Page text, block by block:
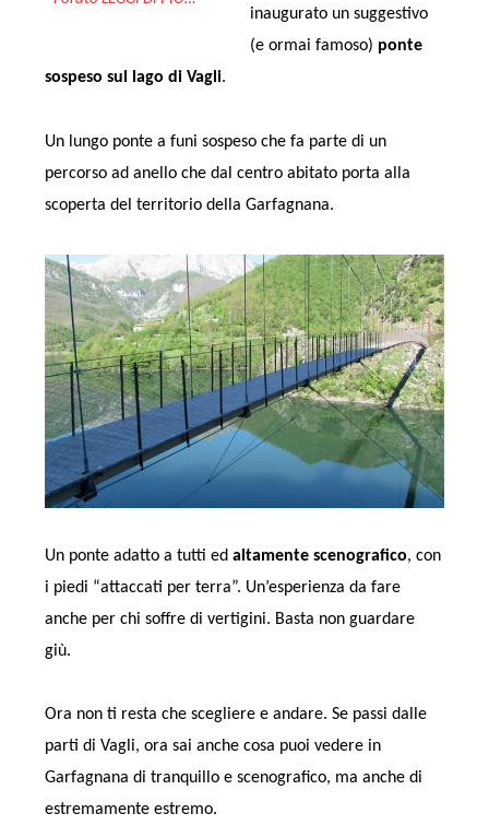
inaugurato un suggestivo
(e ormai famoso) ponte
sospeso sul lago di Vagli.
Un lungo ponte a funi sospeso che fa parte di un
percorso ad anello che dal centro abitato porta alla
scoperta del territorio della Garfagnana.
Un ponte adatto a tutti ed altamente scenografico, con
i piedi “attaccati per terra”. Un’esperienza da fare
anche per chi soffre di vertigini. Basta non guardare
giù.
Ora non ti resta che scegliere e andare. Se passi dalle
parti di Vagli, ora sai anche cosa puoi vedere in
Garfagnana di tranquillo e scenografico, ma anche di
estremamente estremo.